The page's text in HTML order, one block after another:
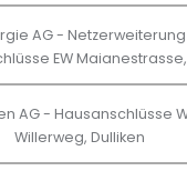
AG -
EW
AG - Hausanschlüsse
Willerweg, Dulliken